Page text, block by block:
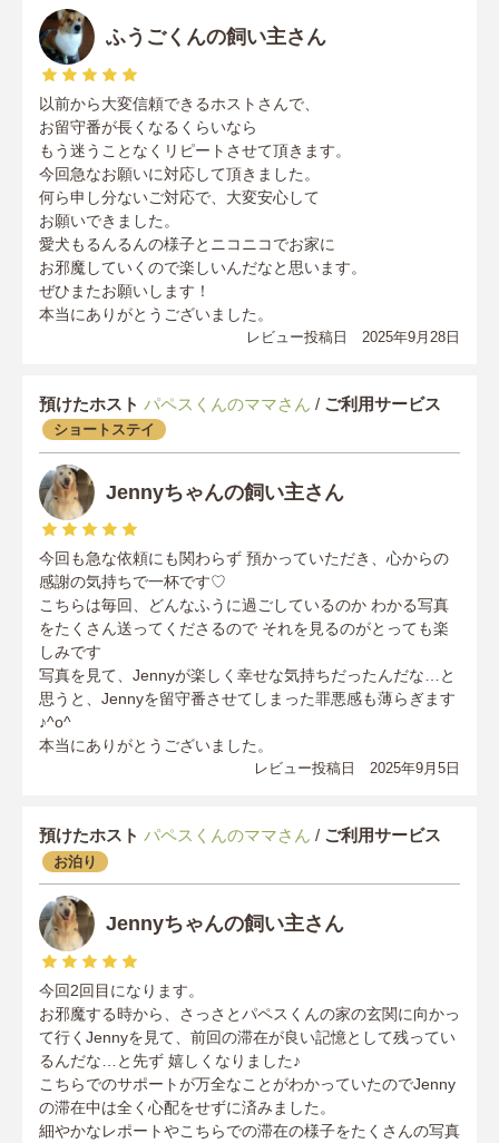
ふうごくんの飼い主さん
以前から大変信頼できるホストさんで、
お留守番が長くなるくらいなら
もう迷うことなくリピートさせて頂きます。
今回急なお願いに対応して頂きました。
何ら申し分ないご対応で、大変安心して
お願いできました。
愛犬もるんるんの様子とニコニコでお家に
お邪魔していくので楽しいんだなと思います。
ぜひまたお願いします！
本当にありがとうございました。
レビュー投稿日 2025年9月28日
預けたホスト パペスくんのママさん / ご利用サービス
ショートステイ
Jennyちゃんの飼い主さん
今回も急な依頼にも関わらず 預かっていただき、心からの
感謝の気持ちで一杯です♡
こちらは毎回、どんなふうに過ごしているのか わかる写真
をたくさん送ってくださるので それを見るのがとっても楽
しみです
写真を見て、Jennyが楽しく幸せな気持ちだったんだな…と
思うと、Jennyを留守番させてしまった罪悪感も薄らぎます
♪^o^
本当にありがとうございました。
レビュー投稿日 2025年9月5日
預けたホスト パペスくんのママさん / ご利用サービス
お泊り
Jennyちゃんの飼い主さん
今回2回目になります。
お邪魔する時から、さっさとパペスくんの家の玄関に向かっ
て行くJennyを見て、前回の滞在が良い記憶として残ってい
るんだな…と先ず 嬉しくなりました♪
こちらでのサポートが万全なことがわかっていたのでJenny
の滞在中は全く心配をせずに済みました。
細やかなレポートやこちらでの滞在の様子をたくさんの写真